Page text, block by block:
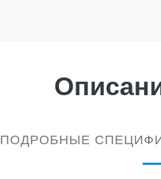
ПОДРОБНЫЕ